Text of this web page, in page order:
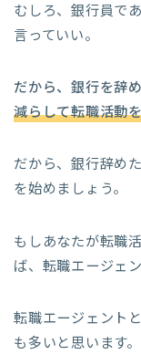
むしろ、銀行員で
言っていい。
だから、銀行を辞
減らして転職活動
だから、銀行辞め
を始めましょう。
もしあなたが転職
ば、転職エージェ
転職エージェント
も多いと思います。